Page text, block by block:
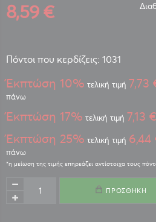
8,59 €
Πόντοι που κερδίζεις: 1031
Έκπτώση 10% τελική τιμή 7,73
πάνω
Έκπτώση 17% τελική τιμή 7,13 €
Έκπτώση 25% τελική τιμή 6,44
πάνω
ΠΡΟΣΘΉΚΗ